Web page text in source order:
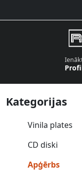
Kategorijas
Vinila plates
CD diski
Apģērbs